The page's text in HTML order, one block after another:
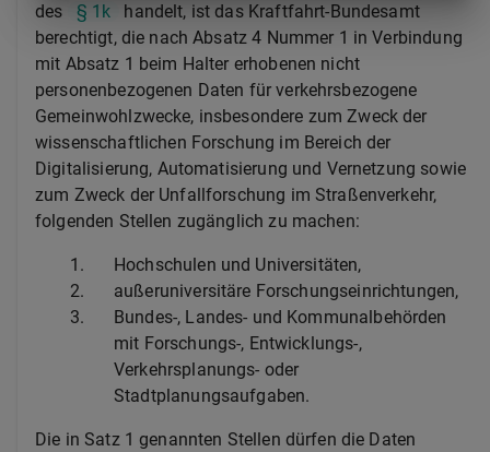
des
§ 1k
handelt, ist das Kraftfahrt-Bundesamt
berechtigt, die nach Absatz 4 Nummer 1 in Verbindung
mit Absatz 1 beim Halter erhobenen nicht
personenbezogenen Daten für verkehrsbezogene
Gemeinwohlzwecke, insbesondere zum Zweck der
wissenschaftlichen Forschung im Bereich der
Digitalisierung, Automatisierung und Vernetzung sowie
zum Zweck der Unfallforschung im Straßenverkehr,
folgenden Stellen zugänglich zu machen:
1.
Hochschulen und Universitäten,
2.
außeruniversitäre Forschungseinrichtungen,
3.
Bundes-, Landes- und Kommunalbehörden
mit Forschungs-, Entwicklungs-,
Verkehrsplanungs- oder
Stadtplanungsaufgaben.
Die in Satz 1 genannten Stellen dürfen die Daten